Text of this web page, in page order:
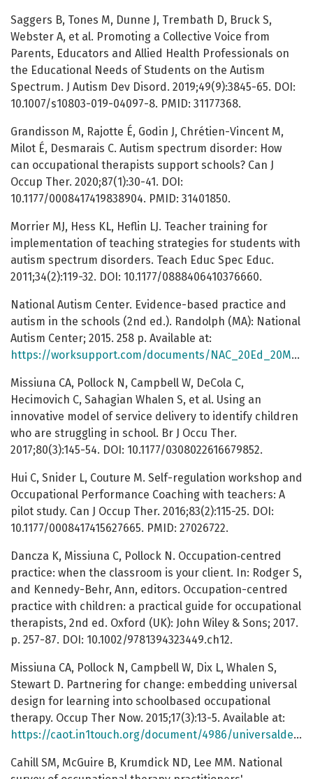
Saggers B, Tones M, Dunne J, Trembath D, Bruck S,
Webster A, et al. Promoting a Collective Voice from
Parents, Educators and Allied Health Professionals on
the Educational Needs of Students on the Autism
Spectrum. J Autism Dev Disord. 2019;49(9):3845-65. DOI:
10.1007/s10803-019-04097-8. PMID: 31177368.
Grandisson M, Rajotte É, Godin J, Chrétien-Vincent M,
Milot É, Desmarais C. Autism spectrum disorder: How
can occupational therapists support schools? Can J
Occup Ther. 2020;87(1):30-41. DOI:
10.1177/0008417419838904. PMID: 31401850.
Morrier MJ, Hess KL, Heflin LJ. Teacher training for
implementation of teaching strategies for students with
autism spectrum disorders. Teach Educ Spec Educ.
2011;34(2):119-32. DOI: 10.1177/0888406410376660.
National Autism Center. Evidence-based practice and
autism in the schools (2nd ed.). Randolph (MA): National
Autism Center; 2015. 258 p. Available at:
https://worksupport.com/documents/NAC_20Ed_20Manual2.pdf
Missiuna CA, Pollock N, Campbell W, DeCola C,
Hecimovich C, Sahagian Whalen S, et al. Using an
innovative model of service delivery to identify children
who are struggling in school. Br J Occu Ther.
2017;80(3):145-54. DOI: 10.1177/0308022616679852.
Hui C, Snider L, Couture M. Self-regulation workshop and
Occupational Performance Coaching with teachers: A
pilot study. Can J Occup Ther. 2016;83(2):115-25. DOI:
10.1177/0008417415627665. PMID: 27026722.
Dancza K, Missiuna C, Pollock N. Occupation‐centred
practice: when the classroom is your client. In: Rodger S,
and Kennedy-Behr, Ann, editors. Occupation-centred
practice with children: a practical guide for occupational
therapists, 2nd ed. Oxford (UK): John Wiley & Sons; 2017.
p. 257-87. DOI: 10.1002/9781394323449.ch12.
Missiuna CA, Pollock N, Campbell W, Dix L, Whalen S,
Stewart D. Partnering for change: embedding universal
design for learning into schoolbased occupational
therapy. Occup Ther Now. 2015;17(3):13-5. Available at:
https://caot.in1touch.org/document/4986/universaldesigned.pdf
Cahill SM, McGuire B, Krumdick ND, Lee MM. National